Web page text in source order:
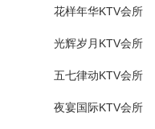
花样年华KTV会所
光辉岁月KTV会所
五七律动KTV会所
夜宴国际KTV会所